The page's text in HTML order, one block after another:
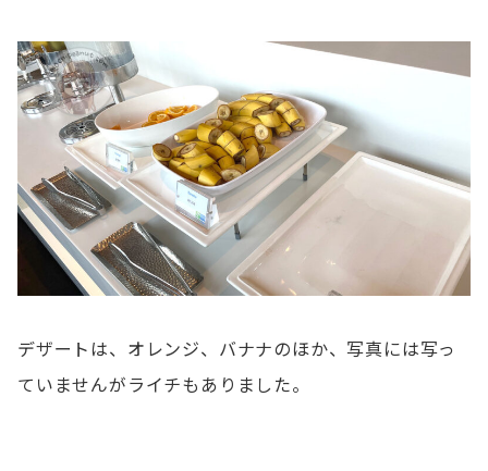
デザートは、オレンジ、バナナのほか、写真には写っ
ていませんがライチもありました。